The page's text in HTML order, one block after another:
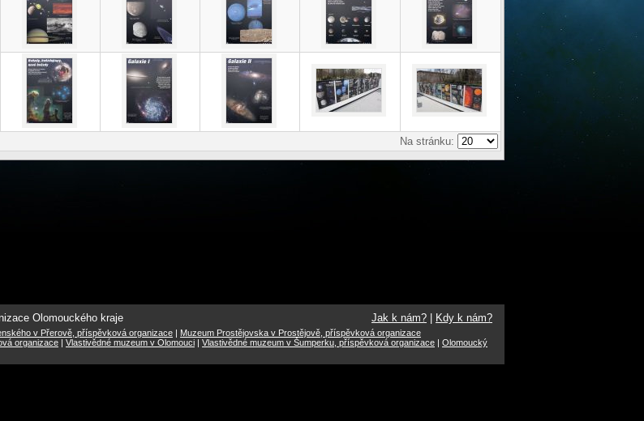
Na stránku:
Olomouckého kraje Jak k nám? Kdy k nám?
v Přerově, příspěvková organizace | Muzeum Prostějovska v Prostějově, příspěvková organizace
organizace | Vlastivědné muzeum v Olomouci | Vlastivědné muzeum v Šumperku, příspěvková organizace | Olomoucký